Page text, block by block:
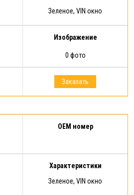
Зеленое, VIN окно
Изображение
0 фото
Заказать
OEM номер
Характеристики
Зеленое, VIN окно